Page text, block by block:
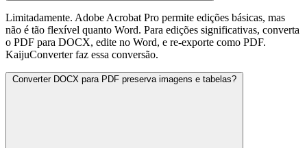
Limitadamente. Adobe Acrobat Pro permite edições básicas, mas
não é tão flexível quanto Word. Para edições significativas, converta
o PDF para DOCX, edite no Word, e re-exporte como PDF.
KaijuConverter faz essa conversão.
Converter DOCX para PDF preserva imagens e tabelas?